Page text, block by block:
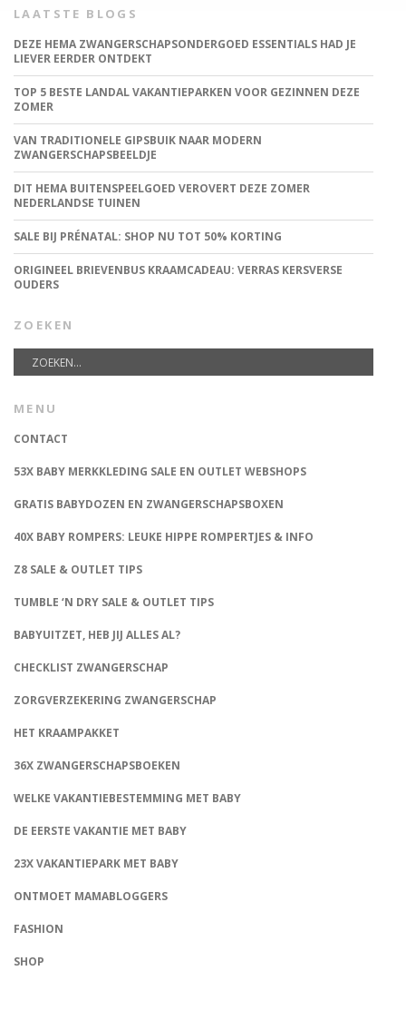
LAATSTE BLOGS
DEZE HEMA ZWANGERSCHAPSONDERGOED ESSENTIALS HAD JE
LIEVER EERDER ONTDEKT
TOP 5 BESTE LANDAL VAKANTIEPARKEN VOOR GEZINNEN DEZE
ZOMER
VAN TRADITIONELE GIPSBUIK NAAR MODERN
ZWANGERSCHAPSBEELDJE
DIT HEMA BUITENSPEELGOED VEROVERT DEZE ZOMER
NEDERLANDSE TUINEN
SALE BIJ PRÉNATAL: SHOP NU TOT 50% KORTING
ORIGINEEL BRIEVENBUS KRAAMCADEAU: VERRAS KERSVERSE
OUDERS
ZOEKEN
MENU
CONTACT
53X BABY MERKKLEDING SALE EN OUTLET WEBSHOPS
GRATIS BABYDOZEN EN ZWANGERSCHAPSBOXEN
40X BABY ROMPERS: LEUKE HIPPE ROMPERTJES & INFO
Z8 SALE & OUTLET TIPS
TUMBLE ‘N DRY SALE & OUTLET TIPS
BABYUITZET, HEB JIJ ALLES AL?
CHECKLIST ZWANGERSCHAP
ZORGVERZEKERING ZWANGERSCHAP
HET KRAAMPAKKET
36X ZWANGERSCHAPSBOEKEN
WELKE VAKANTIEBESTEMMING MET BABY
DE EERSTE VAKANTIE MET BABY
23X VAKANTIEPARK MET BABY
ONTMOET MAMABLOGGERS
FASHION
SHOP